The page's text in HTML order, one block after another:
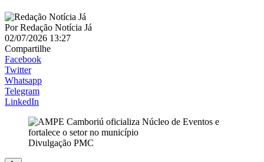
PorRedação Notícia Já
02/07/2026 13:27
Compartilhe
Facebook
Twitter
Whatsapp
Telegram
LinkedIn
Divulgação PMC